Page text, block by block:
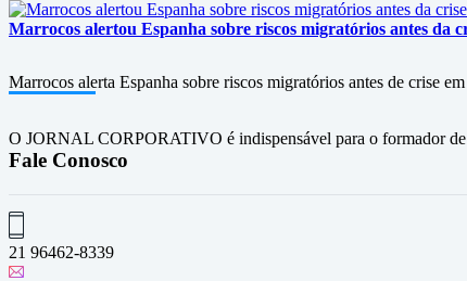
Marrocos alertou Espanha sobre riscos migratórios antes da
Marrocos alerta Espanha sobre riscos migratórios antes de crise
O JORNAL CORPORATIVO é indispensável para o formador
Fale Conosco
21 96462-8339